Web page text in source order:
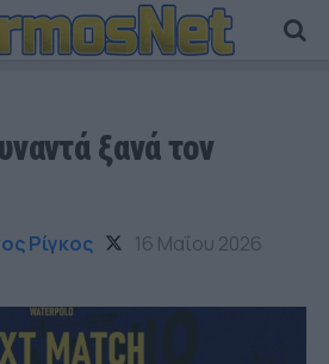
ξανά τον
Ρίγκος 16 Μαΐου 2026